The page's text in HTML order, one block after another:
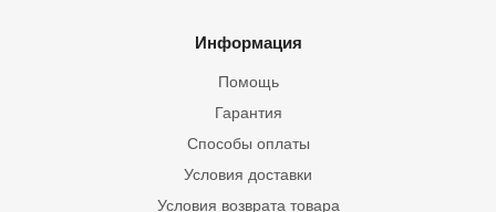
Информация
Помощь
Гарантия
Способы оплаты
Условия доставки
Условия возврата товара